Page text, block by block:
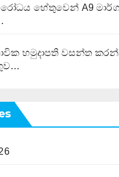
හේතුවෙන් A9
හමුදාපති වසන්ත